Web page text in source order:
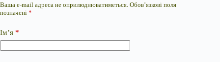
Ваша e-mail адреса не оприлюднюватиметься. Обов’язкові поля
позначені *
Ім’я *